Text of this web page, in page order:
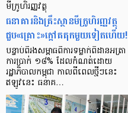
មីក្រូ​ហិរញ្ញវត្ថុ
ធនាគារ​និង​គ្រឹះស្ថាន​មីក្រូ​ហិរញ្ញវត្ថុ​
ជួប«គ្រោះ»ក្តៅ​គគុក​មួយ​ទៀត​ហើយ!
បន្ទាប់​ពី​រង​សម្ពាធ​​ពី​ការ​ទម្លាក់​ពិដាន​អត្រា​
ការ​ប្រាក់ ១៨​% ដែល​កំណត់​ដោយ​
រដ្ឋាភិបាល​កម្ពុជា កាល​ពី​ពេល​ថ្មីៗ​នេះ
ឥឡូវ​នេះ ធនាគ…